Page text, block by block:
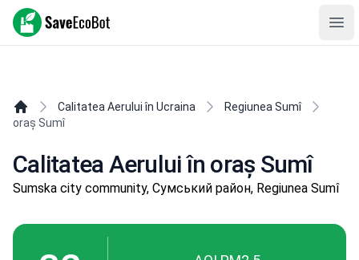
SaveEcoBot
Calitatea Aerului în Ucraina
Regiunea Sumî
oraș Sumî
Calitatea Aerului în oraș Sumî
Sumska city community, Сумський район, Regiunea Sumî